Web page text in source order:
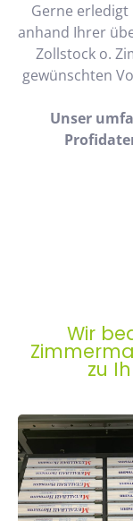
Gerne erledigt
anhand Ihrer
Zollstock o.
gewünschten
Unser
Wir
zu